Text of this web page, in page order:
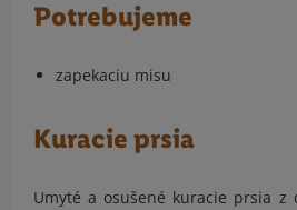
Potrebujeme
zapekaciu misu
Kuracie prsia
Umyté a osušené kuracie prsia z